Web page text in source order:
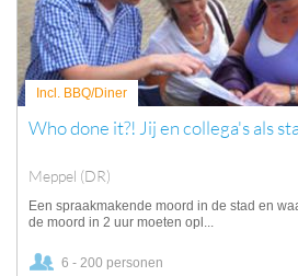
Incl. BBQ/Diner
Who done it?! Jij en collega's als
Meppel (DR)
Een spraakmakende moord in de stad en
de moord in 2 uur moeten opl...
6 - 200 personen